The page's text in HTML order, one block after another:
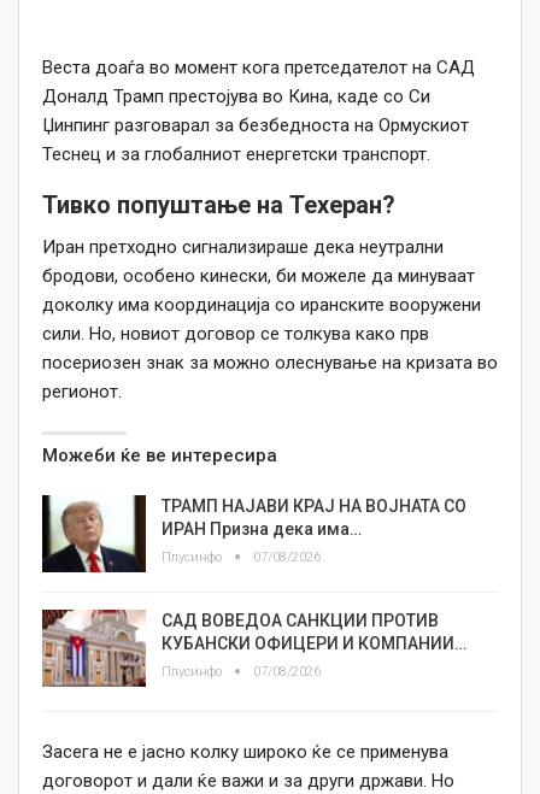
Веста доаѓа во момент кога претседателот на САД
Доналд Трамп престојува во Кина, каде со Си
Џинпинг разговарал за безбедноста на Ормускиот
Теснец и за глобалниот енергетски транспорт.
Тивко попуштање на Техеран?
Иран претходно сигнализираше дека неутрални
бродови, особено кинески, би можеле да минуваат
доколку има координација со иранските вооружени
сили. Но, новиот договор се толкува како прв
посериозен знак за можно олеснување на кризата во
регионот.
Можеби ќе ве интересира
ТРАМП НАЈАВИ КРАЈ НА ВОЈНАТА СО
ИРАН Призна дека има…
Плусинфо 07/08/2026
САД ВОВЕДОА САНКЦИИ ПРОТИВ
КУБАНСКИ ОФИЦЕРИ И КОМПАНИИ…
Плусинфо 07/08/2026
Засега не е јасно колку широко ќе се применува
договорот и дали ќе важи и за други држави. Но